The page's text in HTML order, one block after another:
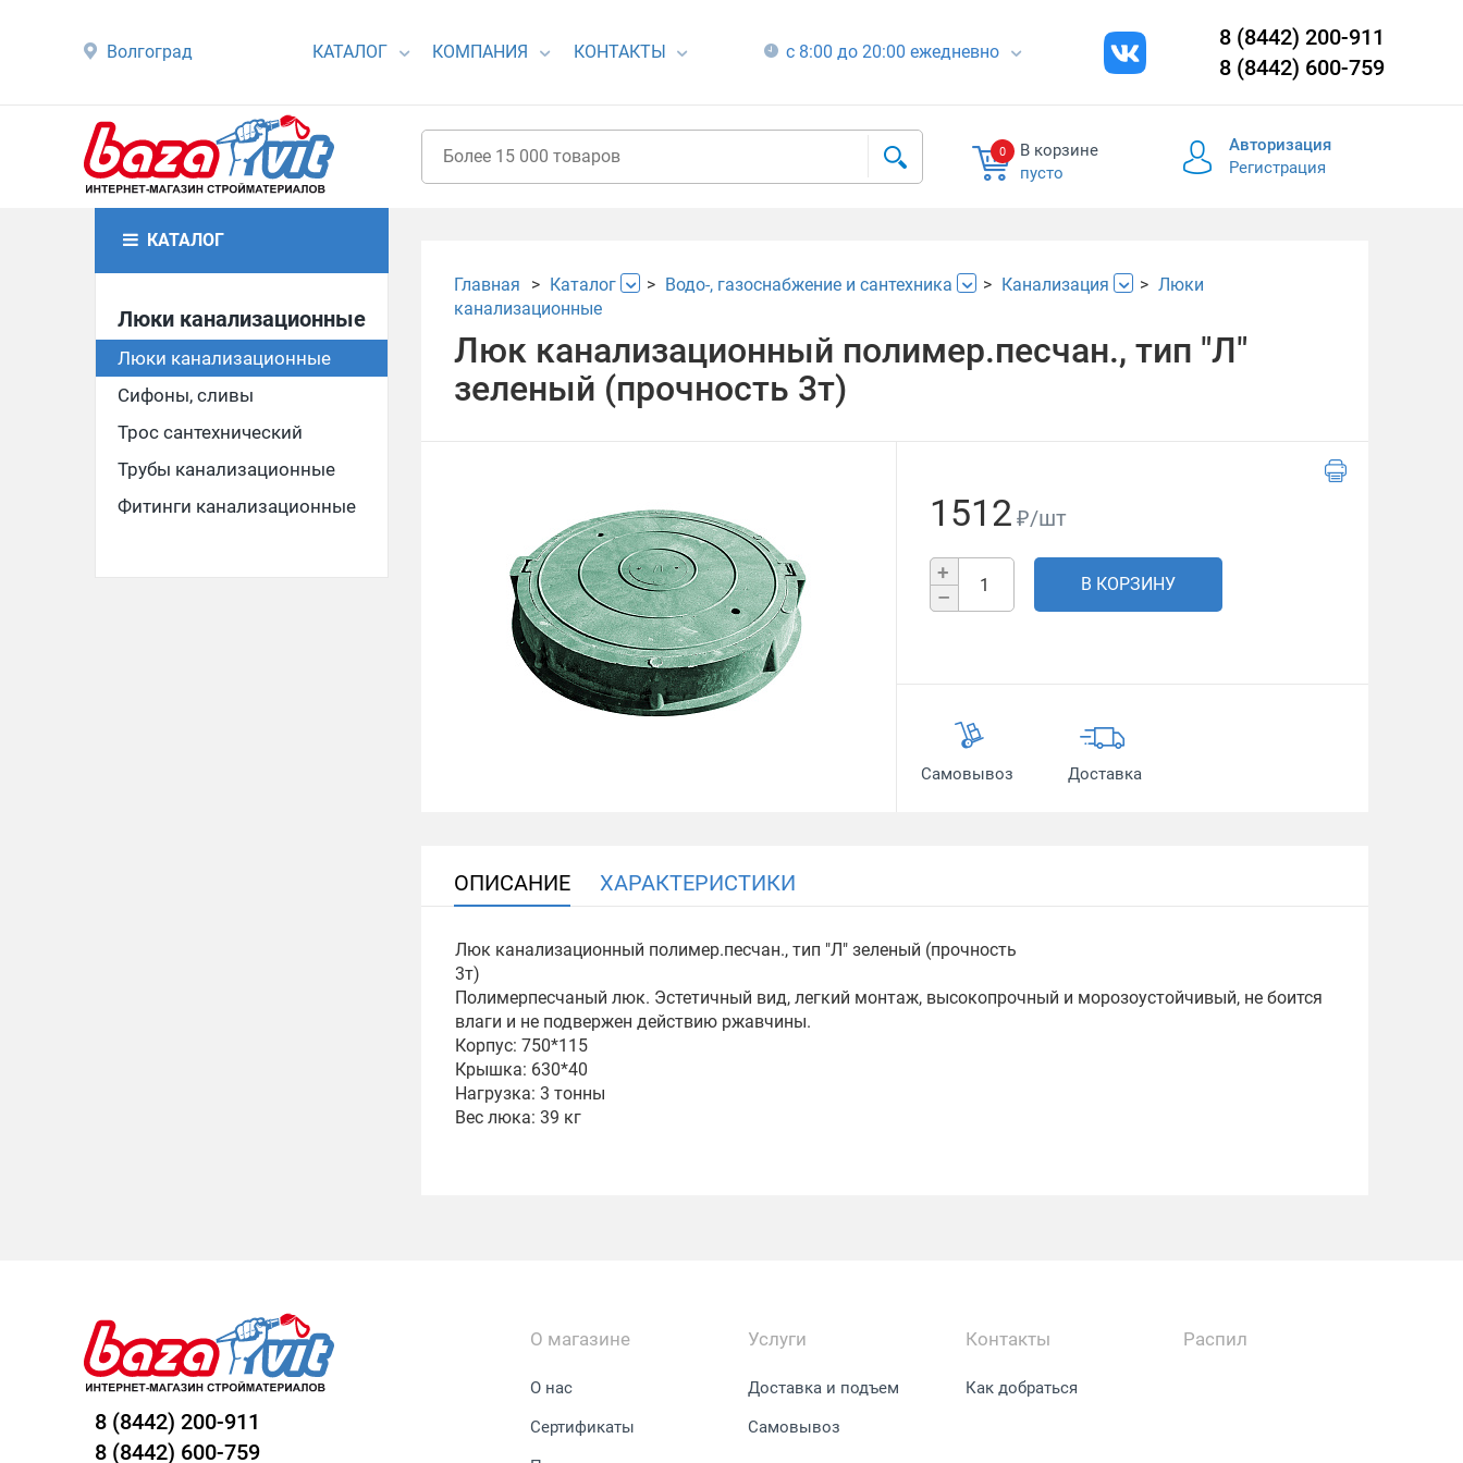
Волгоград КАТАЛОГ КОМПАНИЯ КОНТАКТЫ с 8:00 до 20:00 ежедневно
8 (8442) 200-911
8 (8442) 600-759
0
В корзине
пусто
Авторизация
Регистрация
КАТАЛОГ
Люки канализационные
Люки канализационные
Сифоны, сливы
Трос сантехнический
Трубы канализационные
Фитинги канализационные
Главная Каталог Водо-, газоснабжение и сантехника Канализация
Люки
канализационные
Люк канализационный полимер.песчан., тип "Л"
зеленый (прочность 3т)
1512 ₽/шт
+
–
В КОРЗИНУ
Самовывоз Доставка
ОПИСАНИЕ ХАРАКТЕРИСТИКИ
Люк канализационный полимер.песчан., тип "Л" зеленый (прочность
Полимерпесчаный люк. Эстетичный вид, легкий монтаж, высокопрочный и морозоустойчивый, не боится
влаги и не подвержен действию ржавчины.
Корпус: 750*115
Крышка: 630*40
Нагрузка: 3 тонны
Вес люка: 39 кг
8 (8442) 200-911
8 (8442) 600-759
О магазине
О нас
Сертификаты
Услуги
Доставка и подъем
Самовывоз
Контакты
Как добраться
Распил